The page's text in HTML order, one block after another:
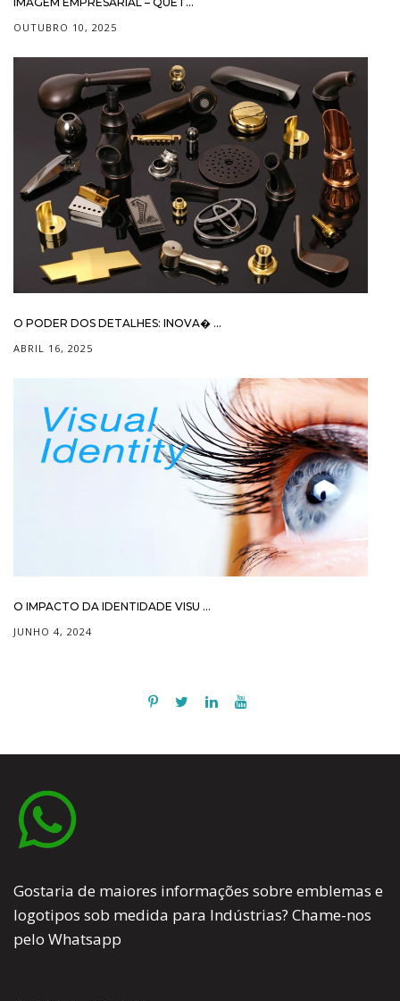
OUTUBRO 10, 2025
O PODER DOS DETALHES: INOVA� ...
ABRIL 16, 2025
O IMPACTO DA IDENTIDADE VISU ...
JUNHO 4, 2024
Gostaria de maiores informações sobre emblemas e
logotipos sob medida para Indústrias? Chame-nos
pelo Whatsapp